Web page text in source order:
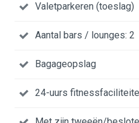
Valetparkeren (toeslag)
Aantal bars / lounges: 2
Bagageopslag
24-uurs